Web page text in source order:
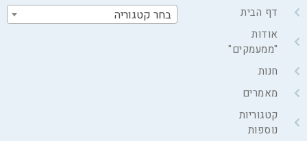
דף הבית
אודות
"ממעמקים"
חנות
מאמרים
קטגוריות
נוספות
בחר קטגוריה